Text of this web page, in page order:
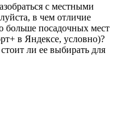
с местными
в чем отличие
больше посадочных мест
в Яндексе, условно)?
ли ее выбирать для